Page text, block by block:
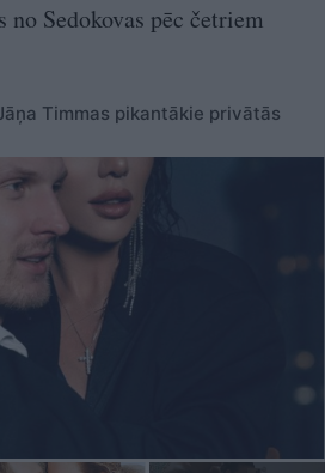
Sedokovas pēc četriem
Timmas pikantākie privātās